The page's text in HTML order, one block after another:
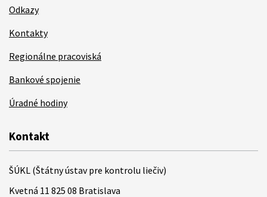
Odkazy
Kontakty
Regionálne pracoviská
Bankové spojenie
Úradné hodiny
Kontakt
ŠÚKL (Štátny ústav pre kontrolu liečiv)
Kvetná 11 825 08 Bratislava